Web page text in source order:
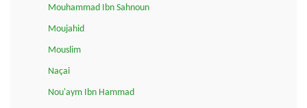
Mouhammad Ibn Sahnoun
Moujahid
Mouslim
Naçai
Nou'aym Ibn Hammad